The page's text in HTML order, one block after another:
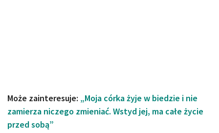
Może zainteresuje: „Moja córka żyje w biedzie i nie
zamierza niczego zmieniać. Wstyd jej, ma całe życie
przed sobą”